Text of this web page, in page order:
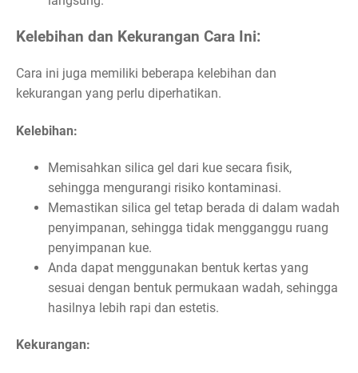
Kelebihan dan Kekurangan Cara Ini:
Cara ini juga memiliki beberapa kelebihan dan
kekurangan yang perlu diperhatikan.
Kelebihan:
Memisahkan silica gel dari kue secara fisik,
sehingga mengurangi risiko kontaminasi.
Memastikan silica gel tetap berada di dalam wadah
penyimpanan, sehingga tidak mengganggu ruang
penyimpanan kue.
Anda dapat menggunakan bentuk kertas yang
sesuai dengan bentuk permukaan wadah, sehingga
hasilnya lebih rapi dan estetis.
Kekurangan: